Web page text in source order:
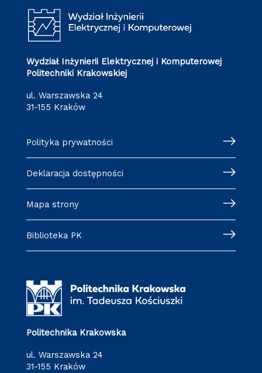
Wydział Inżynierii Elektrycznej i Komputerowej
Politechniki Krakowskiej
ul. Warszawska 24
31-155 Kraków
Polityka prywatności
Deklaracja dostępności
Mapa strony
Biblioteka PK
Politechnika Krakowska
ul. Warszawska 24
31-155 Kraków